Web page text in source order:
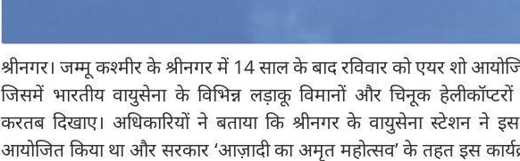
श्रीनगर। जम्मू कश्मीर के श्रीनगर में 14 साल के बाद रविवार को एयर शो
जिसमें भारतीय वायुसेना के विभिन्न लड़ाकू विमानों और चिनूक
करतब दिखाए। अधिकारियों ने बताया कि श्रीनगर के वायुसेना स्टेशन ने
आयोजित किया था और सरकार ‘आज़ादी का अमृत महोत्सव’ के तहत इस